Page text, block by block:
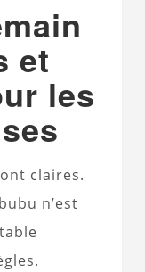
et
les
claires.
n’est